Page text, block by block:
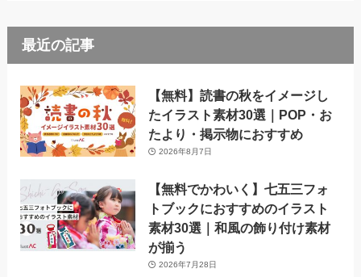
最近の記事
【無料】読書の秋をイメージし
たイラスト素材30選｜POP・お
たより・掲示物におすすめ
2026年8月7日
【無料でかわいく】七五三フォ
トブックにおすすめのイラスト
素材30選｜和風の飾り付け素材
が揃う
2026年7月28日